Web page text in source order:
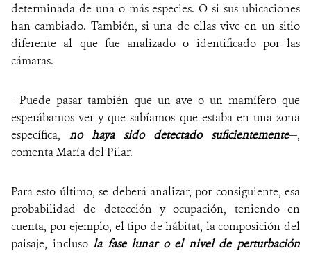
determinada de una o más especies. O si sus ubicaciones
han cambiado. También, si una de ellas vive en un sitio
diferente al que fue analizado o identificado por las
cámaras.
—Puede pasar también que un ave o un mamífero que
esperábamos ver y que sabíamos que estaba en una zona
específica, no haya sido detectado suficientemente—,
comenta María del Pilar.
Para esto último, se deberá analizar, por consiguiente, esa
probabilidad de detección y ocupación, teniendo en
cuenta, por ejemplo, el tipo de hábitat, la composición del
paisaje, inclusola fase lunar o el nivel de perturbación